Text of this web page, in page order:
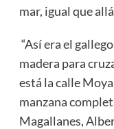
mar, igual que
“Así era el
madera para
está la calle
manzana
Magallanes,